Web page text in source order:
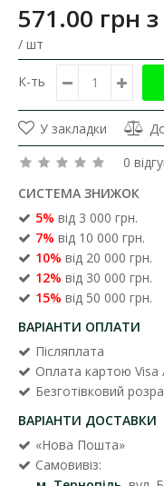
571.00 грн
/ шт
К-ть
У закладки
0
СИСТЕМА ЗНИЖОК
5% від 3 000 грн.
7% від 10 000 грн.
10% від 20 000 грн.
12% від 30 000 грн.
15% від 50 000 грн.
ВАРІАНТИ ОПЛАТИ
Післяплата
Оплата картою Visa
Безготівковий
ВАРІАНТИ ДОСТАВКИ
«Нова Пошта»
Самовивіз: